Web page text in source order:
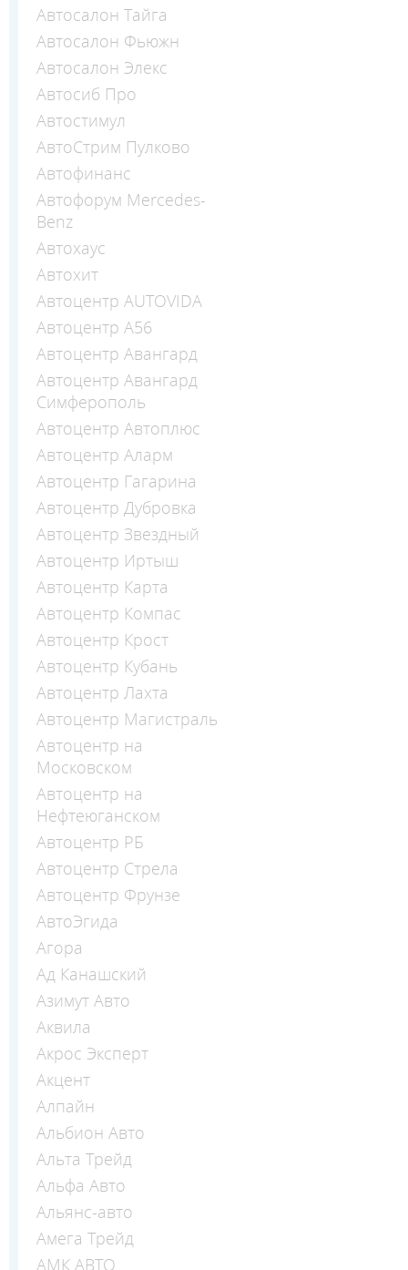
Автосалон Тайга
Автосалон Фьюжн
Автосалон Элекс
Автосиб Про
Автостимул
АвтоСтрим Пулково
Автофинанс
Автофорум Mercedes-
Benz
Автохаус
Автохит
Автоцентр AUTOVIDA
Автоцентр А56
Автоцентр Авангард
Автоцентр Авангард
Симферополь
Автоцентр Автоплюс
Автоцентр Аларм
Автоцентр Гагарина
Автоцентр Дубровка
Автоцентр Звездный
Автоцентр Иртыш
Автоцентр Карта
Автоцентр Компас
Автоцентр Крост
Автоцентр Кубань
Автоцентр Лахта
Автоцентр Магистраль
Автоцентр на
Московском
Автоцентр на
Нефтеюганском
Автоцентр РБ
Автоцентр Стрела
Автоцентр Фрунзе
АвтоЭгида
Агора
Ад Канашский
Азимут Авто
Аквила
Акрос Эксперт
Акцент
Алпайн
Альбион Авто
Альта Трейд
Альфа Авто
Альянс-авто
Амега Трейд
АМК АВТО